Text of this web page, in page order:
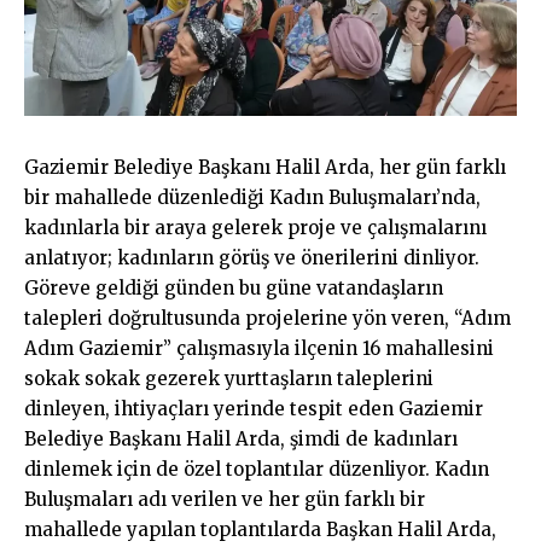
Gaziemir Belediye Başkanı Halil Arda, her gün farklı
bir mahallede düzenlediği Kadın Buluşmaları’nda,
kadınlarla bir araya gelerek proje ve çalışmalarını
anlatıyor; kadınların görüş ve önerilerini dinliyor.
Göreve geldiği günden bu güne vatandaşların
talepleri doğrultusunda projelerine yön veren, “Adım
Adım Gaziemir” çalışmasıyla ilçenin 16 mahallesini
sokak sokak gezerek yurttaşların taleplerini
dinleyen, ihtiyaçları yerinde tespit eden Gaziemir
Belediye Başkanı Halil Arda, şimdi de kadınları
dinlemek için de özel toplantılar düzenliyor. Kadın
Buluşmaları adı verilen ve her gün farklı bir
mahallede yapılan toplantılarda Başkan Halil Arda,